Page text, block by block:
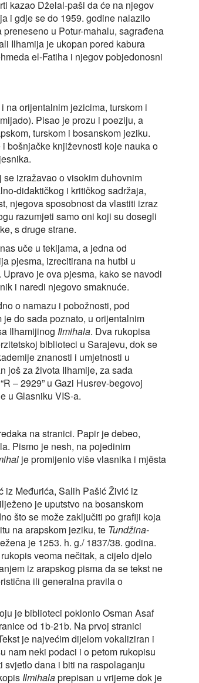
kazao Dželal-paši da će na njegov
i gdje se do 1959. godine nalazilo
u Potur-mahalu, sagrađena
Ilhamija je ukopan pored kabura
el-Fatiha i njegov pobjedonosni
na orijentalnim jezicima, turskom i
Pisao je prozu i poeziju, a
turskom i bosanskom jeziku.
bošnjačke književnosti koje nauka o
izražavao o visokim duhovnim
didaktičkog i kritičkog sadržaja,
njegova sposobnost da vlastiti izraz
razumjeti samo oni koji su dosegli
s druge strane.
uče u tekijama, a jedna od
pjesma, izrecitirana na hutbi u
. Upravo je ova pjesma, kako se navodi
i naredi njegovo smaknuće.
o namazu i pobožnosti, pod
je do sada poznato, u orijentalnim
Ilhamijinog Ilmihala. Dva rukopisa
biblioteci u Sarajevu, dok se
znanosti i umjetnosti u
još za života Ilhamije, za sada
– 2929” u Gazi Husrev-begovoj
u Glasniku VIS-a.
na stranici. Papir je debeo,
Pismo je nesh, na pojedinim
je promijenio više vlasnika i mjēsta
iz Međurića, Salih Pašić Živić iz
je uputstvo na bosanskom
što se može zaključiti po grafiji koja
na arapskom jeziku, te Tundžina-
je 1253. h. g./ 1837/38. godina.
veoma nečitak, a cijelo djelo
iz arapskog pisma da se tekst ne
ili generalna pravila o
je biblioteci poklonio Osman Asaf
od 1b-21b. Na prvoj stranici
je najvećim dijelom vokaliziran i
nam neki podaci i o petom rukopisu
dana i biti na raspolaganju
Ilmihalaprepisan u vrijeme dok je